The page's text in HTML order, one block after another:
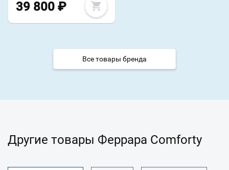
39 800 ₽
Все товары бренда
Другие товары Феррара Comforty